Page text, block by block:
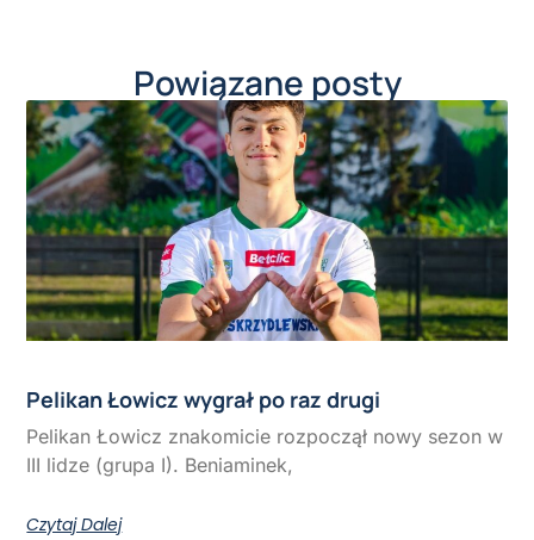
Powiązane posty
Pelikan Łowicz wygrał po raz drugi
Pelikan Łowicz znakomicie rozpoczął nowy sezon w
III lidze (grupa I). Beniaminek,
Czytaj Dalej